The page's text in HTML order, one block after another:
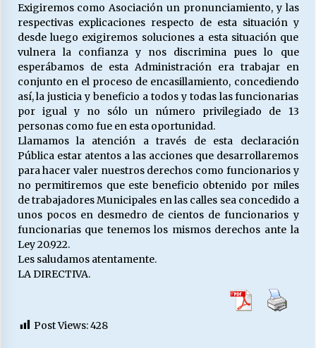
Exigiremos como Asociación un pronunciamiento, y las
respectivas explicaciones respecto de esta situación y
desde luego exigiremos soluciones a esta situación que
vulnera la confianza y nos discrimina pues lo que
esperábamos de esta Administración era trabajar en
conjunto en el proceso de encasillamiento, concediendo
así, la justicia y beneficio a todos y todas las funcionarias
por igual y no sólo un número privilegiado de 13
personas como fue en esta oportunidad.
Llamamos la atención a través de esta declaración
Pública estar atentos a las acciones que desarrollaremos
para hacer valer nuestros derechos como funcionarios y
no permitiremos que este beneficio obtenido por miles
de trabajadores Municipales en las calles sea concedido a
unos pocos en desmedro de cientos de funcionarios y
funcionarias que tenemos los mismos derechos ante la
Ley 20.922.
Les saludamos atentamente.
LA DIRECTIVA.
Post Views:428